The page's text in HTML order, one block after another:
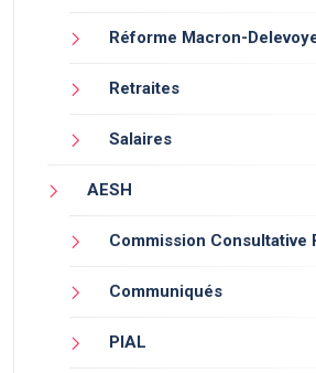
Réforme Macron-
Retraites
Salaires
AESH
Commission Consultative
Communiqués
PIAL